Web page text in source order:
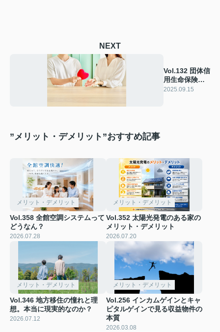
NEXT
Vol.132 団体信
用生命保険っ
て入らなきゃ
2025.09.15
”メリット・デメリット”おすすめ記事
メリット・デメリット
Vol.358 全館空調システムって
どうなん？
2026.07.28
メリット・デメリット
Vol.352 太陽光発電のある家の
メリット・デメリット
2026.07.20
メリット・デメリット
Vol.346 地方移住の憧れと理
想。本当に現実的なのか？
2026.07.12
メリット・デメリット
Vol.256 インカムゲインとキャ
ピタルゲインで見る収益物件の
本質
2026.03.08